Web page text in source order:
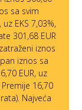
sa svim
EKS 7,03%,
301,68 EUR
iznos
iznos sa
EUR, uz
16,70
Najveća